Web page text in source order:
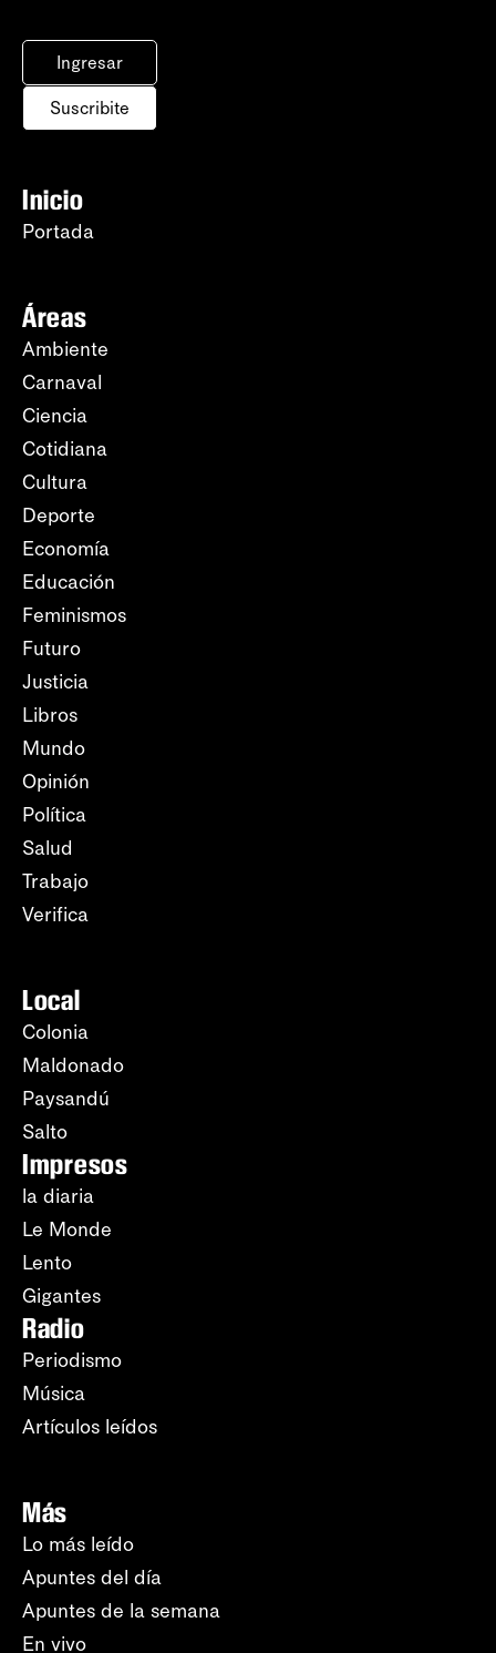
Ingresar
Suscribite
Inicio
Portada
Áreas
Ambiente
Carnaval
Ciencia
Cotidiana
Cultura
Deporte
Economía
Educación
Feminismos
Futuro
Justicia
Libros
Mundo
Opinión
Política
Salud
Trabajo
Verifica
Local
Colonia
Maldonado
Paysandú
Salto
Impresos
la diaria
Le Monde
Lento
Gigantes
Radio
Periodismo
Música
Artículos leídos
Más
Lo más leído
Apuntes del día
Apuntes de la semana
En vivo